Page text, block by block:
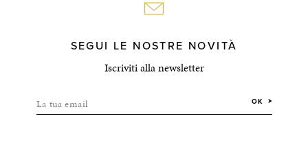
SEGUI LE NOSTRE NOVITÀ
Iscriviti alla newsletter
La tua email OK